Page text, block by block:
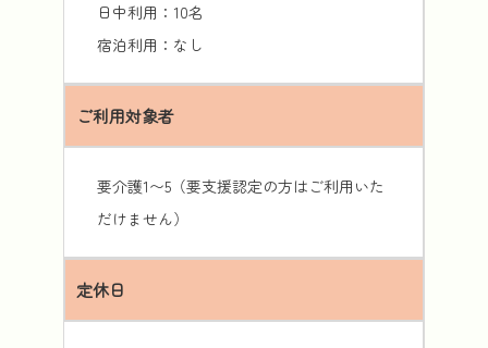
日中利用：10名
宿泊利用：なし
ご利用対象者
要介護1〜5（要支援認定の方はご利用いた
だけません）
定休日